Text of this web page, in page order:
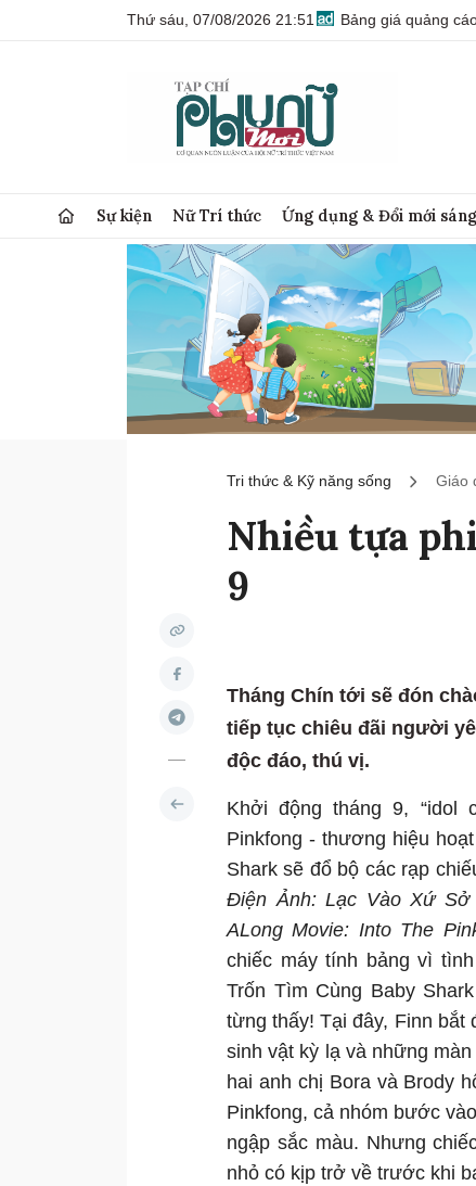
Thứ sáu, 07/08/2026 21:51 Bảng giá quảng
Sự kiện Nữ Trí thức Ứng dụng & Đổi mới
Tri thức & Kỹ năng sống Giáo
Nhiều tựa
9
Tháng Chín tới sẽ đón
tiếp tục chiêu đãi người
độc đáo, thú vị.
Khởi động tháng 9, “idol
Pinkfong - thương hiệu
Shark sẽ đổ bộ các rạp
Điện Ảnh: Lạc Vào Xứ Sở
ALong Movie: Into The
chiếc máy tính bảng vì
Trốn Tìm Cùng Baby
từng thấy! Tại đây, Finn bắt
sinh vật kỳ lạ và những
hai anh chị Bora và Brody
Pinkfong, cả nhóm bước
ngập sắc màu. Nhưng
nhỏ có kịp trở về trước khi